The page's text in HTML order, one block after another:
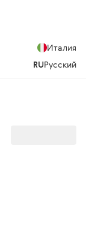
Италия
RUРусский